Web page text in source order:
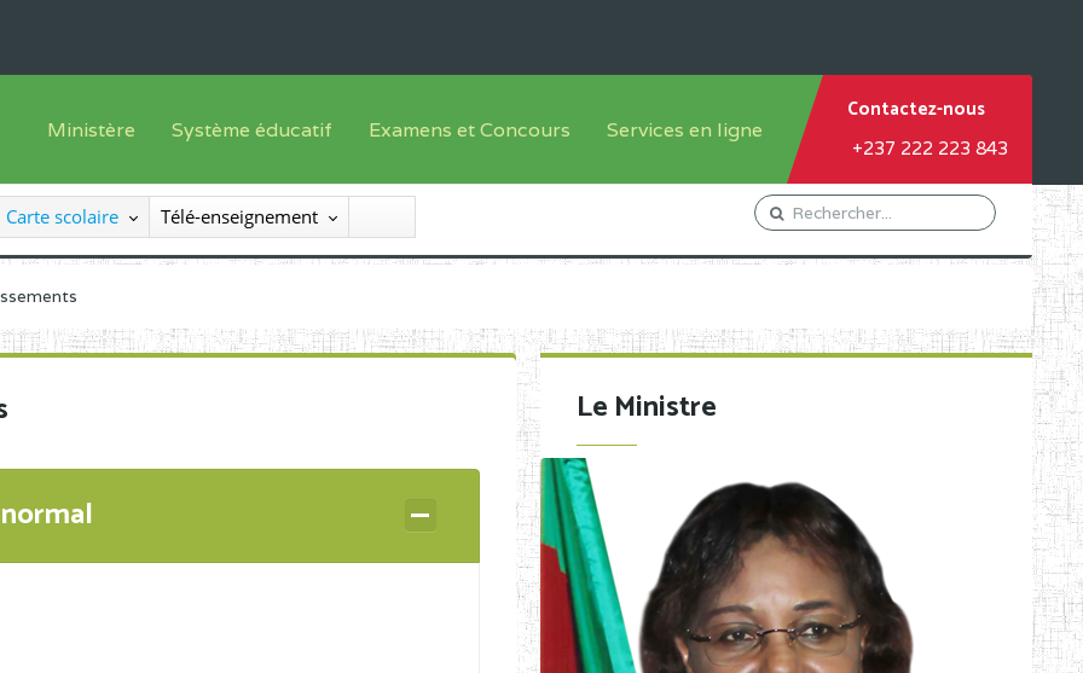
Ministère
Le Ministre
Le SEESEN
Inspection Générale des Enseignements
Organigramme
Système éducatif
Offre de formation
Sous système francophone
Progammes d'études
Examens et Concours
Inscriptions
Liste des candidats
Diplômes disponibles
Services en ligne
Orientation Conseil
Gestion du Personnel
Demande de subvention
Contactez-nous
+237 222 223 843
Carte scolaire Télé-enseignement
Le Ministre